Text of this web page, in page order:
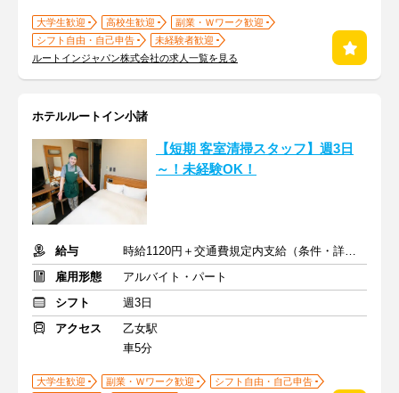
大学生歓迎 高校生歓迎
副業・Ｗワーク歓迎
シフト自由・自己申告
未経験者歓迎
ルートインジャパン株式会社の求人一覧を見る
ホテルルートイン小諸
【短期 客室清掃スタッフ】週3日
～！未経験OK！
給与
時給1120円＋交通費規定内支給（条件・詳細は面接にて）
雇用形態
アルバイト・パート
シフト
週3日
アクセス
乙女駅
車5分
大学生歓迎 副業・Ｗワーク歓迎
シフト自由・自己申告